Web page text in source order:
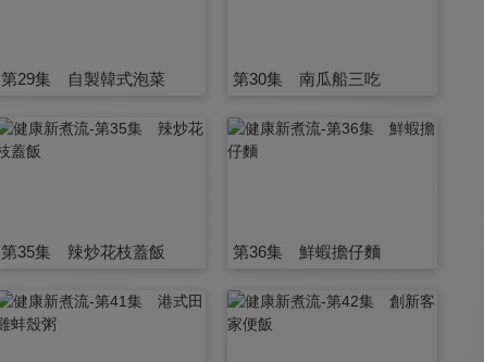
第29集 自製韓式泡菜 第30集 南瓜船三吃
第35集 辣炒花枝蓋飯 第36集 鮮蝦擔仔麵